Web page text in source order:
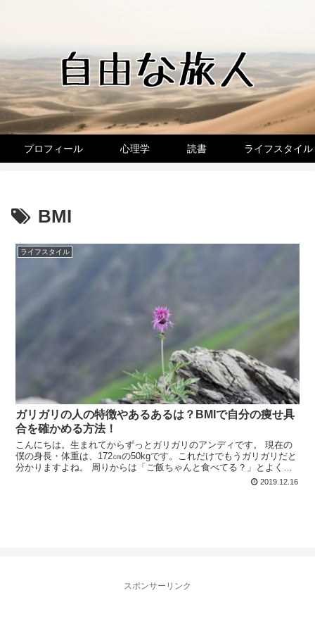
プロフィール 心理学 読書 ライフスタイル
BMI
ライフスタイル
ガリガリの人の特徴やあるあるは？BMIで自分の痩せ具
合を確かめる方法！
こんにちは。生まれてからずっとガリガリのアンディです。 現在の
僕の身長・体重は、172㎝の50kgです。これだけでもうガリガリだと
分かりますよね。 周りからは「ご飯ちゃんと食べてる？」とよく聞
2019.12.16
スポンサーリンク